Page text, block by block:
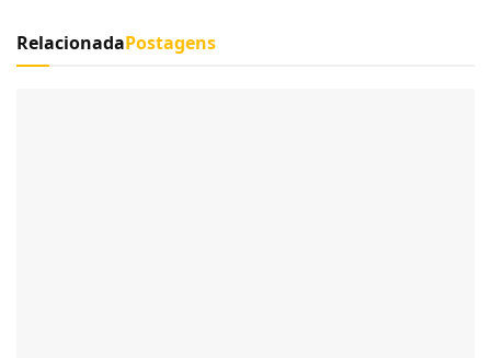
RelacionadaPostagens